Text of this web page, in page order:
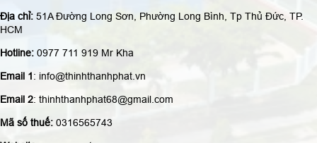
Địa chỉ: 51A Đường Long Sơn, Phường Long Bình, Tp Thủ Đức, TP.
HCM
Hotline: 0977 711 919 Mr Kha
Email 1: info@thinhthanhphat.vn
Email 2: thinhthanhphat68@gmail.com
Mã số thuế: 0316565743